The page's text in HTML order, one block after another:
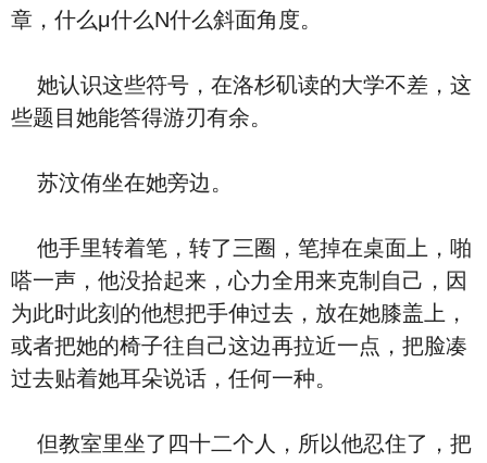
章，什么μ什么N什么斜面角度。
她认识这些符号，在洛杉矶读的大学不差，这
些题目她能答得游刃有余。
苏汶侑坐在她旁边。
他手里转着笔，转了三圈，笔掉在桌面上，啪
嗒一声，他没拾起来，心力全用来克制自己，因
为此时此刻的他想把手伸过去，放在她膝盖上，
或者把她的椅子往自己这边再拉近一点，把脸凑
过去贴着她耳朵说话，任何一种。
但教室里坐了四十二个人，所以他忍住了，把